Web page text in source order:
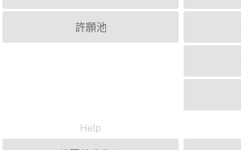
許願池
Help